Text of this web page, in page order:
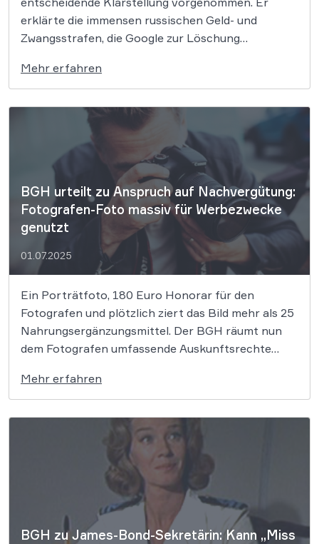
erklärte die immensen russischen Geld- und
Zwangsstrafen, die Google zur Löschung
Senders Tsargrad-TV zwingen sollten, für eindeutig
rechtswidrig. Dieses Urteil unterstreicht, dass
solche unverhältnismäßigen Eingriffe in die
Meinungsfreiheit nicht haltbar sind und
verdeutlicht, […]
Mehr erfahren
BGH urteilt zu Anspruch auf Nachvergütung:
Fotografen-Foto massiv für Werbezwecke
genutzt
01.07.2025
Ein Porträtfoto, 180 Euro Honorar für den
Fotografen und plötzlich ziert das Bild mehr als 25
Nahrungsergänzungsmittel. Der BGH räumt nun
dem Fotografen umfassende Auskunftsrechte
jeden Kreativen und jedes Marketing-Team
alarmieren sollte, lesen Sie hier. Der
Bundesgerichtshof (BGH) hat entschieden, dass
ein Berufsfotograf […]
Mehr erfahren
BGH zu James-Bond-Sekretärin: Kann „Miss